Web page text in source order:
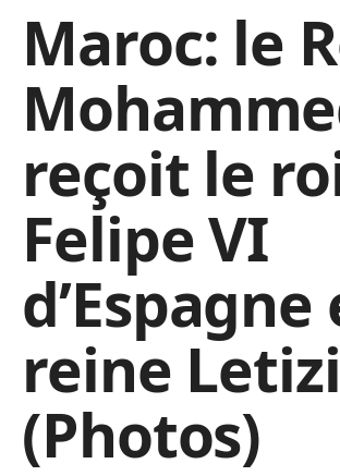
Maroc: le
reçoit le
Felipe VI
reine
(Photos)